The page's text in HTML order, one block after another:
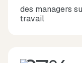
des managers
travail